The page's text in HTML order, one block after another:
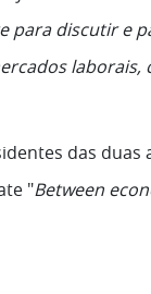
discutir e
das
"Between